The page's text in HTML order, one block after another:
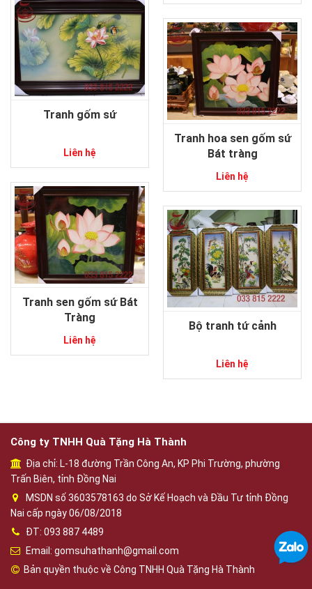
Tranh gốm sứ
Liên hệ
Tranh hoa sen gốm sứ
Bát tràng
Liên hệ
Tranh sen gốm sứ Bát
Tràng
Liên hệ
Bộ tranh tứ cảnh
Liên hệ
Công ty TNHH Quà Tặng Hà Thành
Địa chỉ: L-18 đường Trần Công An, KP Phi Trường, phường
Trấn Biên, tỉnh Đồng Nai
MSDN số 3603578163 do Sở Kế Hoạch và Đầu Tư tỉnh Đồng
Nai cấp ngày 06/08/2018
ĐT: 093 887 4489
Email: gomsuhathanh@gmail.com
Bản quyền thuộc về Công TNHH Quà Tặng Hà Thành